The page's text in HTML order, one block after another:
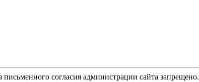
согласия администрации сайта запрещено.